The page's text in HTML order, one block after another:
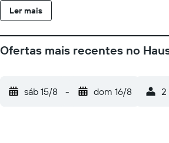
Ler mais
Ofertas mais recentes no
sáb 15/8 - dom 16/8 2